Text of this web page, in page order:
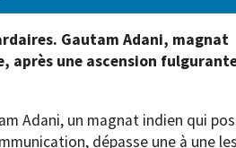
Gautam Adani, magnat
après une ascension
Adani, un magnat indien qui
dépasse une à une les